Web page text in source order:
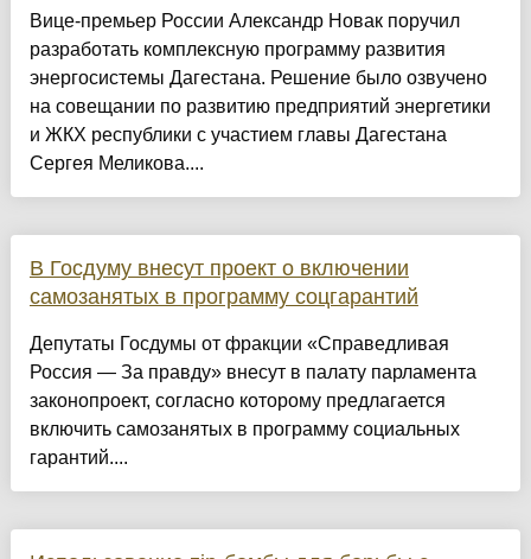
Вице-премьер России Александр Новак поручил
разработать комплексную программу развития
энергосистемы Дагестана. Решение было озвучено
на совещании по развитию предприятий энергетики
и ЖКХ республики с участием главы Дагестана
Сергея Меликова....
В Госдуму внесут проект о включении
самозанятых в программу соцгарантий
Депутаты Госдумы от фракции «Справедливая
Россия — За правду» внесут в палату парламента
законопроект, согласно которому предлагается
включить самозанятых в программу социальных
гарантий....